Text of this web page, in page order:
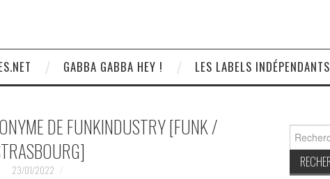
GABBA GABBA HEY ! LES LABELS INDÉPENDANTS
DE FUNKINDUSTRY [FUNK /
23/01/2022